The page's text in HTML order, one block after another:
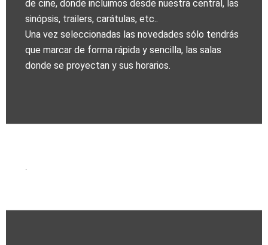
de cine, donde incluimos desde nuestra central, las
sinópsis, trailers, carátulas, etc..
Una vez seleccionadas las novedades sólo tendrás
que marcar de forma rápida y sencilla, las salas
donde se proyectan y sus horarios.